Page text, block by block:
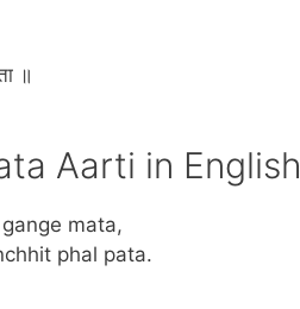
॥
Aarti in English
mata,
phal pata.